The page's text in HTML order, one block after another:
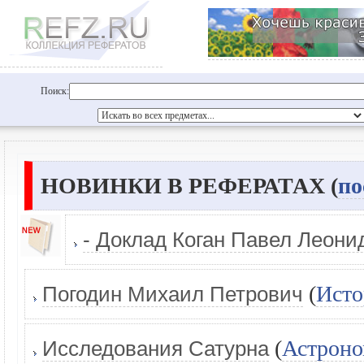
Поиск:
НОВИНКИ В РЕФЕРАТАХ (
- Доклад Коган Павел
Погодин Михаил Петрович (
Исследования Сатурна(